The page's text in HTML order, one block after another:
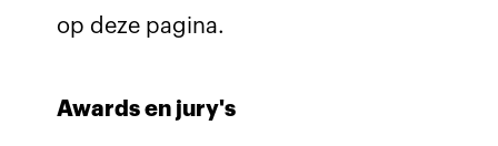
op deze pagina.
Awards en jury's